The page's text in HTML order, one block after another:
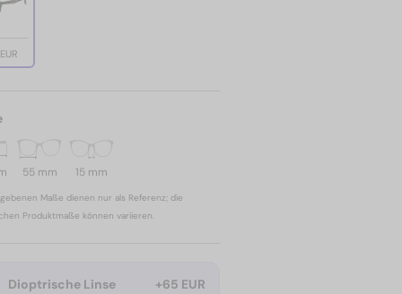
55 mm 15 mm
Maße dienen nur als Referenz; die
Produktmaße können variieren.
Dioptrische Linse +65 EUR